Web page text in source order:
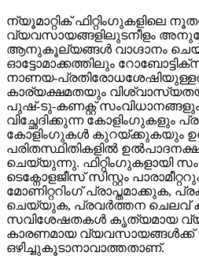
ന്യൂമാറ്റിക് ഫിറ്റിംഗുകളിലെ
വ്യവസായങ്ങളിലുടനീളം
ആനുകൂല്യങ്ങൾ വാഗ്ദാനം
ഓട്ടോമാക്കത്തിലും
നാണയ-
കാര്യക്ഷമതയും വിശ്വാസ്യതയും
പുഷ്-ടു-കണക്റ്റ്
വിച്ഛേദിക്കുന്ന കോളിംഗുകളും
കോളിംഗുകൾ കുറയ്ക്കുകയും
പരിതസ്ഥിതികളിൽ
ചെയ്യുന്നു. ഫിറ്റിംഗുകളായി
ടെക്നോളജീസ് സിസ്റ്റം
മോണിറ്ററിംഗ് പ്രാപ്തമാക്കുക,
ചെയ്യുക, പ്രവർത്തന
സവിശേഷതകൾ കൃത്യമായ
കാരണമായ വ്യവസായങ്ങൾക്ക്
ഒഴിച്ചുകൂടാനാവാത്തതാണ്.